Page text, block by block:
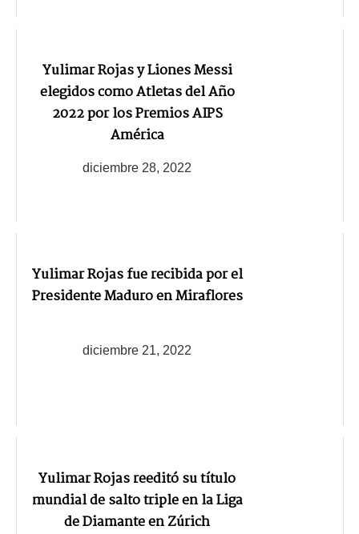
Yulimar Rojas y Liones Messi
elegidos como Atletas del Año
2022 por los Premios AIPS
América
diciembre 28, 2022
Yulimar Rojas fue recibida por el
Presidente Maduro en Miraflores
diciembre 21, 2022
Yulimar Rojas reeditó su título
mundial de salto triple en la Liga
de Diamante en Zúrich